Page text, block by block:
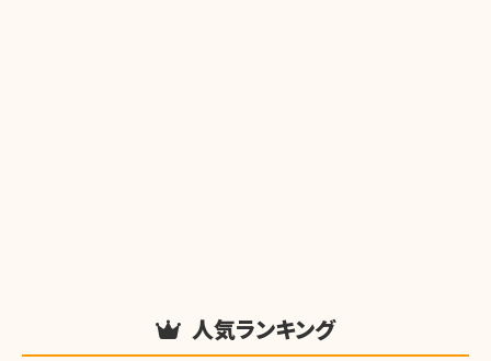
人気ランキング